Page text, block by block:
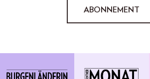
ABONNEMENT